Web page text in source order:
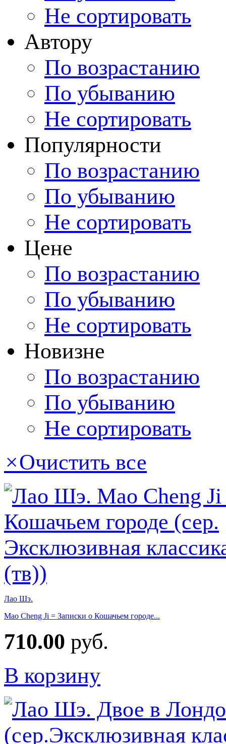
Не сортировать
Автору
По возрастанию
По убыванию
Не сортировать
Популярности
По возрастанию
По убыванию
Не сортировать
Цене
По возрастанию
По убыванию
Не сортировать
Новизне
По возрастанию
По убыванию
Не сортировать
×Очистить все
Лао Шэ.
Mao Cheng Ji = Записки о Кошачьем городе...
710.00 руб.
В корзину